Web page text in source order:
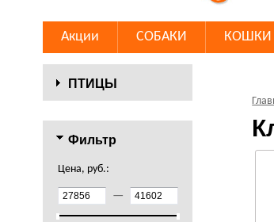
Акции СОБАКИ КОШКИ
ПТИЦЫ
Фильтр
Цена, руб.:
—